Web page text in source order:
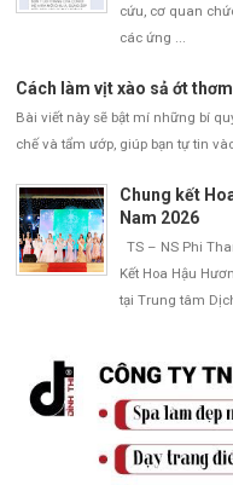
cứu, cơ quan
các ứng ...
Cách làm vịt xào sả ớt
Bài viết này sẽ bật mí những bí
chế và tẩm ướp, giúp bạn tự tin
Chung kết
Nam 2026
TS – NS Phi
Kết Hoa Hậu
tại Trung tâm